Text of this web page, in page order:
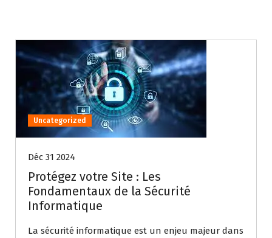
Uncategorized
Déc 31 2024
Protégez votre Site : Les
Fondamentaux de la Sécurité
Informatique
La sécurité informatique est un enjeu majeur dans